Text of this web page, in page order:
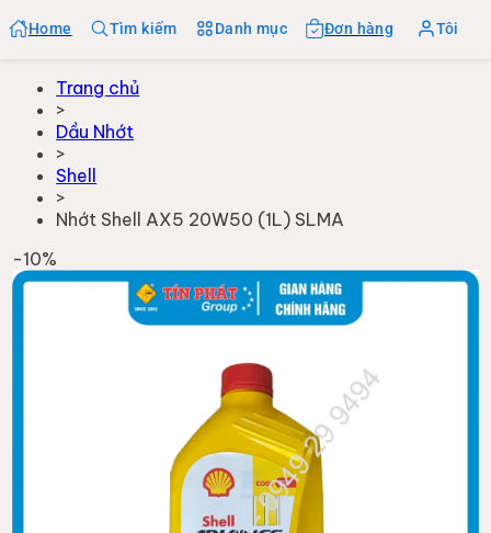
Home Tìm kiếm Danh mục Đơn hàng Tôi
Trang chủ
>
Dầu Nhớt
>
Shell
>
Nhớt Shell AX5 20W50 (1L) SLMA
-10%